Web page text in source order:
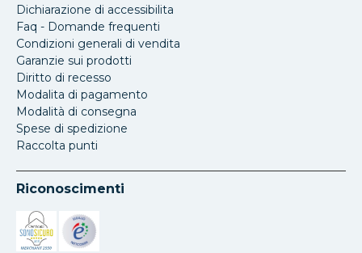
Dichiarazione di accessibilita
Faq - Domande frequenti
Condizioni generali di vendita
Garanzie sui prodotti
Diritto di recesso
Modalita di pagamento
Modalità di consegna
Spese di spedizione
Raccolta punti
Riconoscimenti